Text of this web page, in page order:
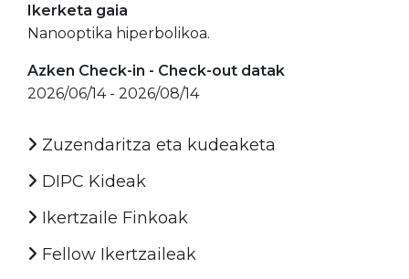
Ikerketa gaia
Nanooptika hiperbolikoa.
Azken Check-in - Check-out datak
2026/06/14 - 2026/08/14
Zuzendaritza eta kudeaketa
DIPC Kideak
Ikertzaile Finkoak
Fellow Ikertzaileak